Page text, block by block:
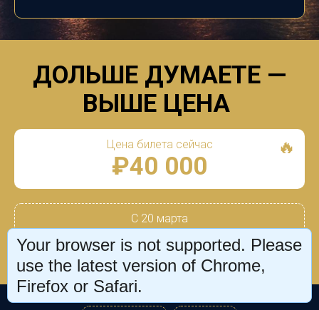
ДОЛЬШЕ ДУМАЕТЕ —
ВЫШЕ ЦЕНА
Цена билета сейчас
₽40 000
🔥
С 20 марта
₽45 000
Your browser is not supported. Please
use the latest version of Chrome,
Firefox or Safari.